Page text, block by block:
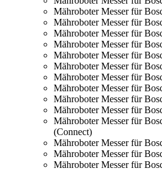
Mähroboter Messer für
Mähroboter Messer für
Mähroboter Messer für
Mähroboter Messer für
Mähroboter Messer für
Mähroboter Messer für
Mähroboter Messer für
Mähroboter Messer für
Mähroboter Messer für
Mähroboter Messer für
Mähroboter Messer für
(Connect)
Mähroboter Messer für
Mähroboter Messer für
Mähroboter Messer für